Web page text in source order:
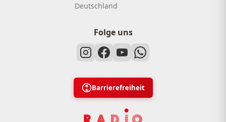
Deutschland
Folge uns
Barrierefreiheit